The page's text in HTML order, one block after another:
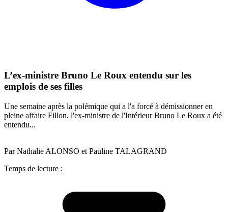
L’ex-ministre Bruno Le Roux entendu sur les
emplois de ses filles
Une semaine après la polémique qui a l'a forcé à démissionner en
pleine affaire Fillon, l'ex-ministre de l'Intérieur Bruno Le Roux a été
entendu...
Par Nathalie ALONSO et Pauline TALAGRAND
Temps de lecture :